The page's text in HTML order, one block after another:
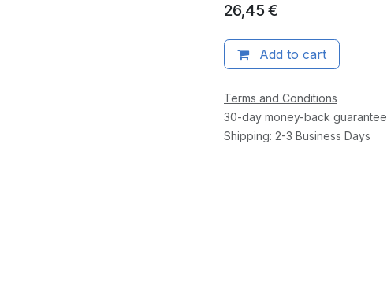
26,45 €
Add to cart
Terms and Conditions
30-day money-back guarantee
Shipping: 2-3 Business Days